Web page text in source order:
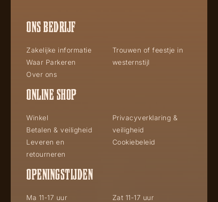
ONS BEDRIJF
Zakelijke informatie
Waar Parkeren
Over ons
Trouwen of feestje in
westernstijl
ONLINE SHOP
Winkel
Betalen & veiligheid
Leveren en
retourneren
Privacyverklaring &
veiligheid
Cookiebeleid
OPENINGSTIJDEN
Ma 11-17 uur
Zat 11-17 uur